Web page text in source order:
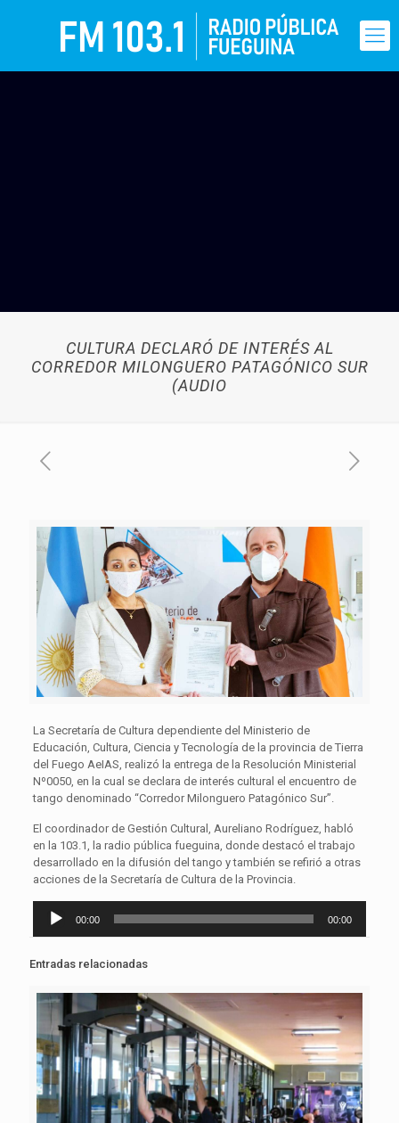
CULTURA DECLARÓ DE INTERÉS AL
CORREDOR MILONGUERO PATAGÓNICO SUR
(AUDIO
La Secretaría de Cultura dependiente del Ministerio de
Educación, Cultura, Ciencia y Tecnología de la provincia de Tierra
del Fuego AeIAS, realizó la entrega de la Resolución Ministerial
Nº0050, en la cual se declara de interés cultural el encuentro de
tango denominado “Corredor Milonguero Patagónico Sur”.
El coordinador de Gestión Cultural, Aureliano Rodríguez, habló
en la 103.1, la radio pública fueguina, donde destacó el trabajo
desarrollado en la difusión del tango y también se refirió a otras
acciones de la Secretaría de Cultura de la Provincia.
Reproductor
00:00 00:00
Entradas relacionadas